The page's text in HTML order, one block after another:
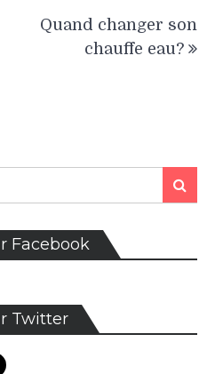
Quand changer son
chauffe eau?
Search
Facebook
Twitter